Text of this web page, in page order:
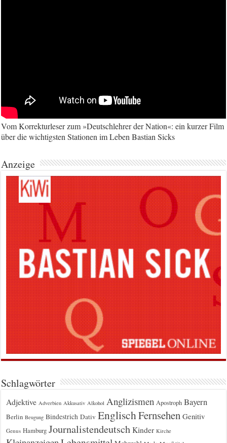
Vom Korrekturleser zum »Deutschlehrer der Nation«: ein kurzer Film
über die wichtigsten Stationen im Leben Bastian Sicks
Anzeige
Schlagwörter
Adjektive Adverbien Akkusativ Alkohol Anglizismen Apostroph Bayern
Berlin Beugung Bindestrich Dativ EnglischFernsehen Genitiv
Genus Hamburg Journalistendeutsch Kinder Kirche